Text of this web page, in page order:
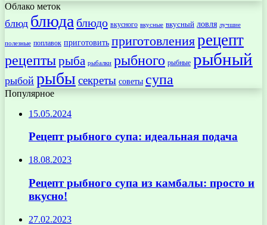
Облако меток
блюд блюда блюдо вкусного вкусные вкусный ловля лучшие
полезные поплавок приготовить приготовлениярецепт
рецептырыба рыбалки рыбного рыбные рыбный
рыбой рыбысекреты советы супа
Популярное
15.05.2024
Рецепт рыбного супа: идеальная подача
18.08.2023
Рецепт рыбного супа из камбалы: просто и
вкусно!
27.02.2023